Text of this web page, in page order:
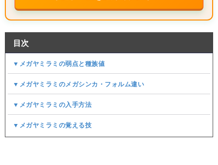
目次
▼メガヤミラミの弱点と種族値
▼メガヤミラミのメガシンカ・フォルム違い
▼メガヤミラミの入手方法
▼メガヤミラミの覚える技